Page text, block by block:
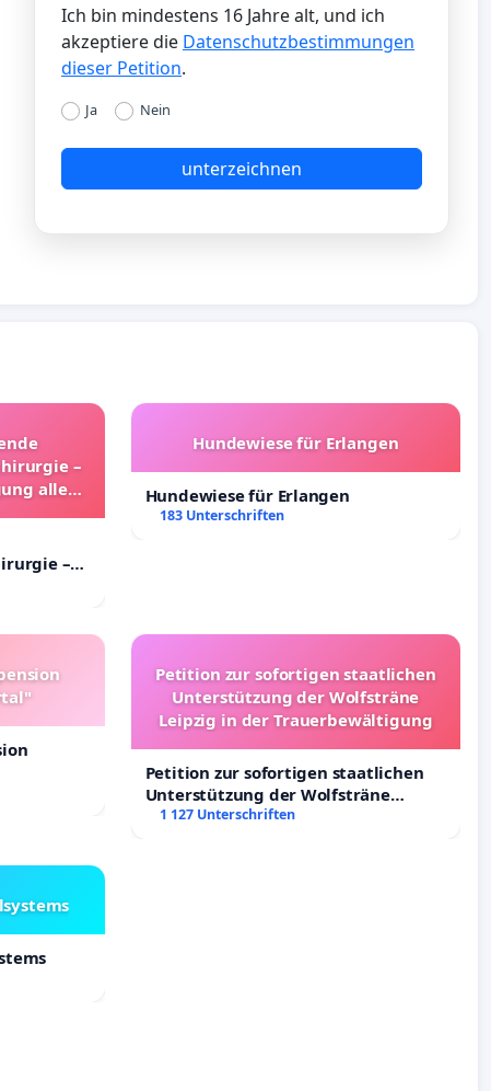
Ich bin mindestens 16 Jahre alt, und ich
akzeptiere die Datenschutzbestimmungen
dieser Petition.
Ja Nein
unterzeichnen
–
aller
–
aller
Hundewiese für Erlangen
Hundewiese für Erlangen
183 Unterschriften
Petition zur sofortigen staatlichen
Unterstützung der Wolfsträne
Leipzig in der Trauerbewältigung
Petition zur sofortigen staatlichen
Unterstützung der Wolfsträne
Leipzig in der Trauerbewältigung
1 127 Unterschriften